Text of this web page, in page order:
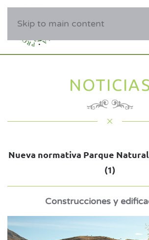
Skip to main content
Nueva normativa Parque
(1)
Construcciones y